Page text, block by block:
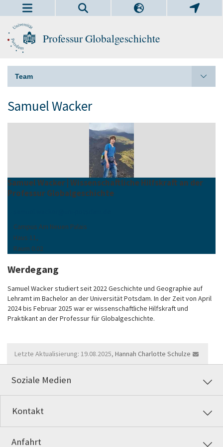
Professur Globalgeschichte
Team
Samuel Wacker
Samuel Wacker | Wissenschaftliche Hilfskraft an der
Professur Globalgeschichte
Campus Am Neuen Palais
Haus 11,
Raum 0.02
Werdegang
Samuel Wacker studiert seit 2022 Geschichte und Geographie auf
Lehramt im Bachelor an der Universität Potsdam. In der Zeit von April
2024 bis Februar 2025 war er wissenschaftliche Hilfskraft und
Praktikant an der Professur für Globalgeschichte.
Letzte Aktualisierung: 19.08.2025, Hannah Charlotte Schulze
Soziale Medien
Kontakt
Anfahrt